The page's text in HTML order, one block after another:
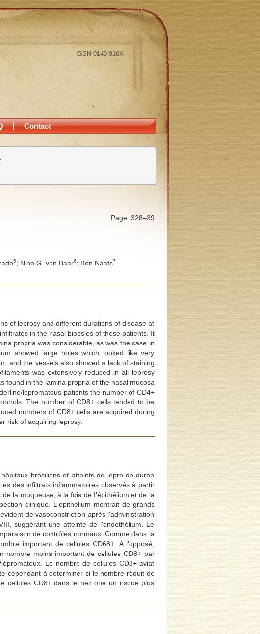
ISSN 0148-916X
Contact
Page: 328–39
5; Nino G. van Baar6; Ben Naafs7
of leprosy and different durations of disease at
in the nasal biopsies of those patients. It
propria was considerable, as was the case in
showed large holes which looked like very
and the vessels also showed a lack of staining
was extensively reduced in all leprosy
found in the lamina propria of the nasal mucosa
lepromatous patients the number of CD4+
The number of CD8+ cells tended to be
numbers of CD8+ cells are acquired during
risk of acquiring leprosy.
brésiliens et atteints de lèpre de durée
des infiltrats inflammatoires observés à partir
la muqueuse, à la fois de I'épithélium et de la
clinique. L'epithelium montrait de grands
de vasoconstriction après l'administration
suggérant une atteinte de l'endothélium. Le
de contrôles normaux. Comme dans la
important de cellules CD68+. A l'opposé,
nombre moins important de cellules CD8+ par
Le nombre de cellules CD8+ aviat
cependant à determiner si le nombre réduit de
cellules CD8+ dans le nez one un risque plus